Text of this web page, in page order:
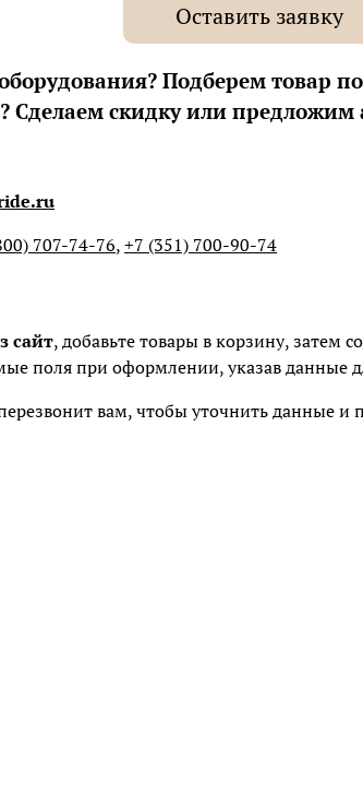
Оставить заявку
Подберем товар
Сделаем скидку или предложим
707-74-76,+7 (351) 700-90-74
сайт, добавьте товары в корзину, затем
поля при оформлении, указав данные
вам, чтобы уточнить данные и